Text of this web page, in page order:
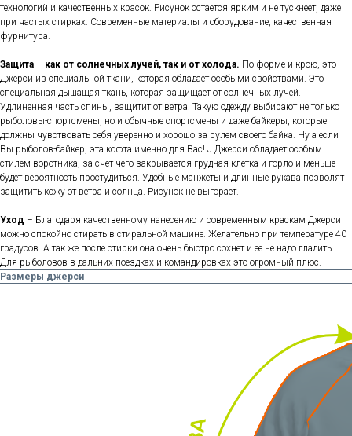
технологий и качественных красок. Рисунок остается ярким и не тускнеет, даже
при частых стирках. Современные материалы и оборудование, качественная
фурнитура.
Защита – как от солнечных лучей, так и от холода. По форме и крою, это
Джерси из специальной ткани, которая обладает особыми свойствами. Это
специальная дышащая ткань, которая защищает от солнечных лучей.
Удлиненная часть спины, защитит от ветра. Такую одежду выбирают не только
рыболовы-спортсмены, но и обычные спортсмены и даже байкеры, которые
должны чувствовать себя уверенно и хорошо за рулем своего байка. Ну а если
Вы рыболов-байкер, эта кофта именно для Вас! J Джерси обладает особым
стилем воротника, за счет чего закрывается грудная клетка и горло и меньше
будет вероятность простудиться. Удобные манжеты и длинные рукава позволят
защитить кожу от ветра и солнца. Рисунок не выгорает.
Уход – Благодаря качественному нанесению и современным краскам Джерси
можно спокойно стирать в стиральной машине. Желательно при температуре 40
градусов. А так же после стирки она очень быстро сохнет и ее не надо гладить.
Для рыболовов в дальних поездках и командировках это огромный плюс.
Размеры джерси